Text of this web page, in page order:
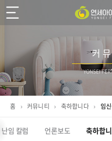
커
YONSEI
홈 › 커뮤니티 › 축하합니다 › 임
난임 칼럼 언론보도 축하합